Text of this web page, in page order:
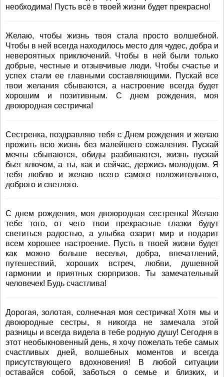
необходима! Пусть всё в твоей жизни будет прекрасно!
Желаю, чтобы жизнь твоя стала просто волшебной.
Чтобы в ней всегда находилось место для чудес, добра и
невероятных приключений. Чтобы в ней были только
добрые, честные и отзывчивые люди. Чтобы счастье и
успех стали ее главными составляющими. Пускай все
твои желания сбываются, а настроение всегда будет
хорошим и позитивным. С днем рождения, моя
двоюродная сестричка!
Сестренка, поздравляю тебя с Днем рождения и желаю
прожить всю жизнь без малейшего сожаления. Пускай
мечты сбываются, обиды разбиваются, жизнь пускай
бьет ключом, а ты, как и сейчас, держись молодцом. Я
тебя люблю и желаю всего самого положительного,
доброго и светлого.
С днем рождения, моя двоюродная сестренка! Желаю
тебе того, от чего твои прекрасные глазки будут
светиться радостью, а улыбка озарит мир и подарит
всем хорошее настроение. Пусть в твоей жизни будет
как можно больше веселья, добра, впечатлений,
путешествий, хороших встреч, любви, душевной
гармонии и приятных сюрпризов. Ты замечательный
человечек! Будь счастлива!
Дорогая, золотая, солнечная моя сестричка! Хотя мы и
двоюродные сестры, я никогда не замечала этой
разницы и всегда видела в тебе родную душу! Сегодня в
этот необыкновенный день, я хочу пожелать тебе самых
счастливых дней, волшебных моментов и всегда
присутствующего вдохновения! В любой ситуации
оставайся собой, заботься о семье и близких, и